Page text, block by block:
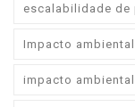
escalabilidade de
Impacto
impacto